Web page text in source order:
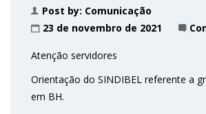
Post by: Comunicação
23 de novembro de 2021
Atenção servidores
Orientação do SINDIBEL referente a
em BH.